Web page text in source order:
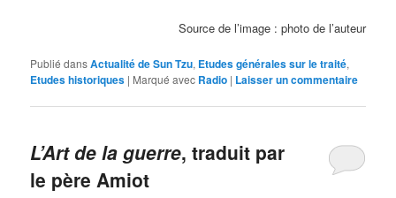
Source de l’image : photo de l’auteur
Publié dansActualité de Sun Tzu, Etudes générales sur le traité,
Etudes historiques | Marqué avec Radio | Laisser un commentaire
L’Art de la guerre, traduit par
le père Amiot